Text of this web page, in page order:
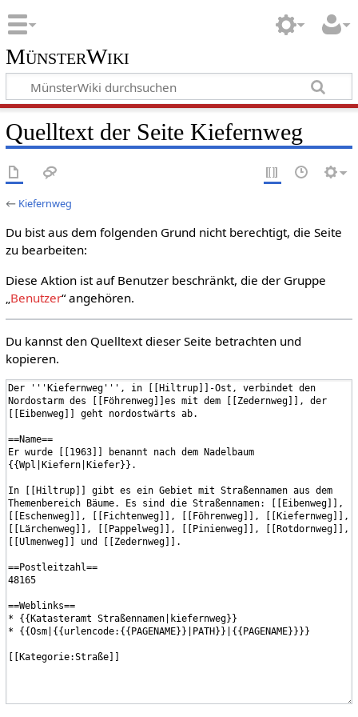
MünsterWiki
Quelltext der Seite Kiefernweg
← Kiefernweg
Du bist aus dem folgenden Grund nicht berechtigt, die Seite
zu bearbeiten:
Diese Aktion ist auf Benutzer beschränkt, die der Gruppe
Benutzer“ angehören.
Du kannst den Quelltext dieser Seite betrachten und
kopieren.